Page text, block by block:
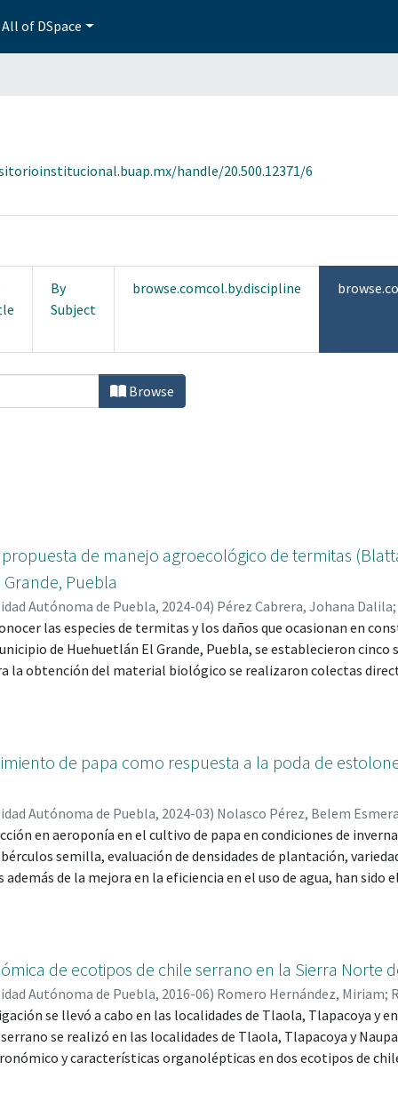
All of DSpace
handle/20.500.12371/6
By
Subject
browse.comcol.by.discipline
Faculty "Facultad de Ingeniería
Browse
de manejo agroecológico de termitas
Puebla
Autónoma de Puebla, 2024-04) Pérez Cabrera, Johana Dalila;
;López Olguín, Jesús Francisco; 0000-0003-0209-5966;Aragón
las especies de termitas y los daños que ocasionan en
de Huehuetlán El Grande, Puebla, se establecieron
la obtención del material biológico se realizaron colectas
dirigida, para las termitas subterráneas se elaboraron trampas
de claves taxonómicas. Se determinaron las morfoespecies
Heterotermes convexinotatus, Reticulitermes
trabajo, se ensayó el efecto de seis extractos vegetales a una
Roldana ehrenbergiana, aceite de citronela comercial
destilada) sobre la mortalidad de la termita subterránea H.
en un disco de papel filtro Whatman, impregnado con cada
obreras, utilizando un diseño al azar con 10 repeticiones".
de papa como respuesta a la poda de
Autónoma de Puebla, 2024-03) Nolasco Pérez, Belem
1187-3440;Ibáñez Martínez, Armando; 0000-0002-4735-8064;
en aeroponía en el cultivo de papa en condiciones de
semilla, evaluación de densidades de plantación,
de la mejora en la eficiencia en el uso de agua, han sido
que pueden ser modificadas mediante técnicas de
sobre los efectos de la poda de estolones en el
tuvo como objetivo evaluar el desarrollo y rendimiento de
estolones en condiciones de aeroponía. Se utilizó el diseño
y los factores fueron variedades, tipo de contenedor
2022 y primavera-verano 2023. Se estudiaron variables
mostraron que la poda de estolones no afecta el
de ecotipos de chile serrano en la Sierra Norte
Autónoma de Puebla, 2016-06) Romero Hernández, Miriam;
GASPAR; 51959
se llevó a cabo en las localidades de Tlaola, Tlapacoya y
se realizó en las localidades de Tlaola, Tlapacoya y
y características organolépticas en dos ecotipos de
de nutrientes y la incidencia de fisiopatías más